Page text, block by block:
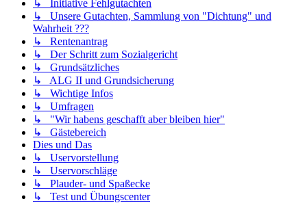
↳ Initiative Fehlgutachten
↳ Unsere Gutachten, Sammlung von "Dichtung" und
Wahrheit ???
↳ Rentenantrag
↳ Der Schritt zum Sozialgericht
↳ Grundsätzliches
↳ ALG II und Grundsicherung
↳ Wichtige Infos
↳ Umfragen
↳ "Wir habens geschafft aber bleiben hier"
↳ Gästebereich
Dies und Das
↳ Uservorstellung
↳ Uservorschläge
↳ Plauder- und Spaßecke
↳ Test und Übungscenter